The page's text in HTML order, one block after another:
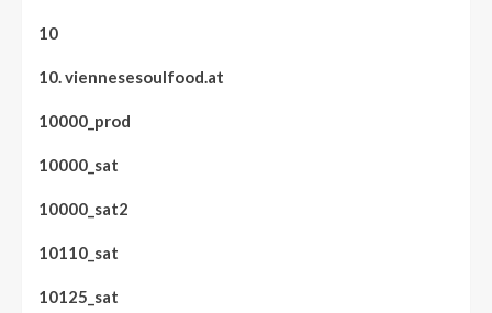
10
10. viennesesoulfood.at
10000_prod
10000_sat
10000_sat2
10110_sat
10125_sat